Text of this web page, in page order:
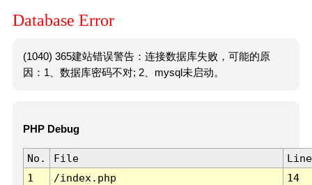
Database Error
(1040) 365建站错误警告：连接数据库失败，可能的原
因：1、数据库密码不对; 2、mysql未启动。
PHP Debug
No. File
Line
1
/index.php 14